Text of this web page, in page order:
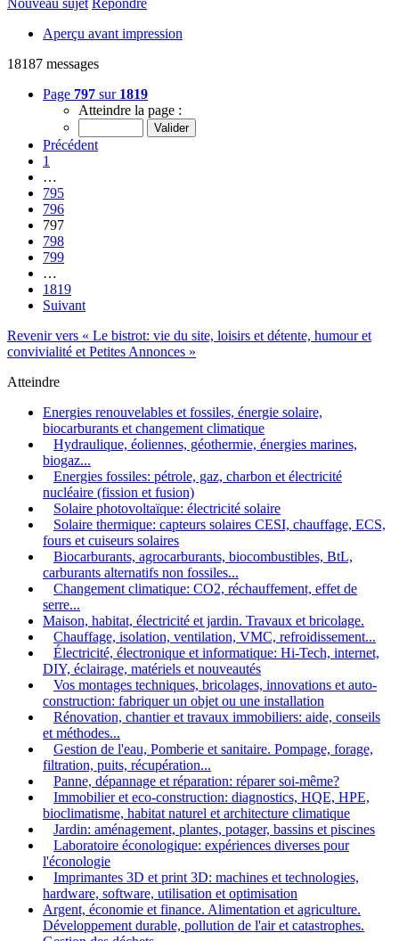
Nouveau sujet Répondre
Aperçu avant impression
18187 messages
Page 797 sur 1819
Atteindre la page :
Précédent
1
…
795
796
797
798
799
…
1819
Suivant
Revenir vers « Le bistrot: vie du site, loisirs et détente, humour et
convivialité et Petites Annonces »
Atteindre
Energies renouvelables et fossiles, énergie solaire,
biocarburants et changement climatique
Hydraulique, éoliennes, géothermie, énergies marines,
biogaz...
Energies fossiles: pétrole, gaz, charbon et électricité
nucléaire (fission et fusion)
Solaire photovoltaïque: électricité solaire
Solaire thermique: capteurs solaires CESI, chauffage, ECS,
fours et cuiseurs solaires
Biocarburants, agrocarburants, biocombustibles, BtL,
carburants alternatifs non fossiles...
Changement climatique: CO2, réchauffement, effet de
serre...
Maison, habitat, électricité et jardin. Travaux et bricolage.
Chauffage, isolation, ventilation, VMC, refroidissement...
Électricité, électronique et informatique: Hi-Tech, internet,
DIY, éclairage, matériels et nouveautés
Vos montages techniques, bricolages, innovations et auto-
construction: fabriquer un objet ou une installation
Rénovation, chantier et travaux immobiliers: aide, conseils
et méthodes...
Gestion de l'eau, Pomberie et sanitaire. Pompage, forage,
filtration, puits, récupération...
Panne, dépannage et réparation: réparer soi-même?
Immobilier et eco-construction: diagnostics, HQE, HPE,
bioclimatisme, habitat naturel et architecture climatique
Jardin: aménagement, plantes, potager, bassins et piscines
Laboratoire éconologique: expériences diverses pour
l'éconologie
Imprimantes 3D et print 3D: machines et technologies,
hardware, software, utilisation et optimisation
Argent, économie et finance. Alimentation et agriculture.
Développement durable, pollution de l'air et catastrophes.